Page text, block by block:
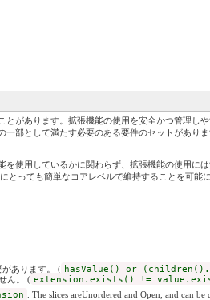
があります。拡張機能の使用を安全かつ管理し
部として満たす必要のある要件のセットがありま
使用しているかに関わらず、拡張機能の使用に
とっても簡単なコアレベルで維持することを可能に
があります。 ( hasValue() or
ん。 ( extension.exists() !=
. The slices areUnordered and Open, and can